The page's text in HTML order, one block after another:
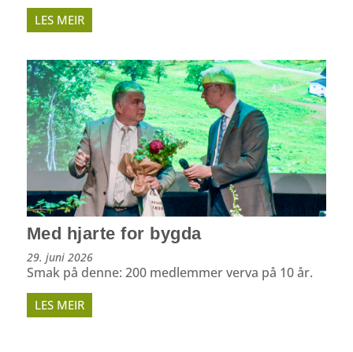
LES MEIR
Med hjarte for bygda
29. juni 2026
Smak på denne: 200 medlemmer verva på 10 år.
LES MEIR